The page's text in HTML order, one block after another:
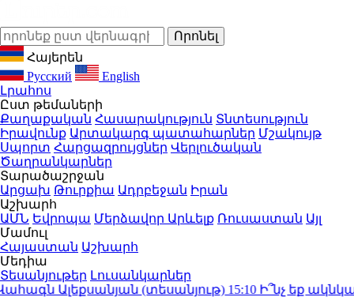
Հայերեն
Русский
English
Լրահոս
Ըստ թեմաների
Քաղաքական Հասարակություն Տնտեսություն
Իրավունք Արտակարգ պատահարներ Մշակույթ
Սպորտ Հարցազրույցներ Վերլուծական
Ծաղրանկարներ
Տարածաշրջան
Արցախ Թուրքիա Ադրբեջան Իրան
Աշխարհ
ԱՄՆ Եվրոպա Մերձավոր Արևելք Ռուսաստան Այլ
Մամուլ
Հայաստան Աշխարհ
Մեդիա
Տեսանյութեր Լուսանկարներ
Ալեքսանյան (տեսանյութ)15:10Ի՞նչ եք